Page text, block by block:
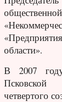
области».
В 2007
четвертого